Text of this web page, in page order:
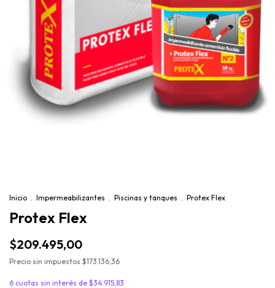
Inicio Impermeabilizantes Piscinas y tanques Protex Flex
Protex Flex
$209.495,00
Precio sin impuestos $173.136,36
6 cuotas sin interés de $34.915,83